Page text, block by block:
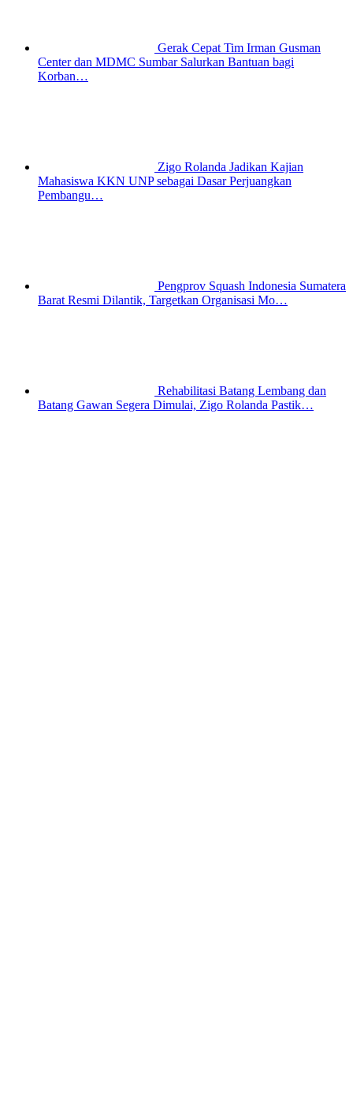
Gerak Cepat Tim Irman Gusman
Center dan MDMC Sumbar Salurkan Bantuan bagi
Korban…
Zigo Rolanda Jadikan Kajian
Mahasiswa KKN UNP sebagai Dasar Perjuangkan
Pembangu…
Pengprov Squash Indonesia Sumatera
Barat Resmi Dilantik, Targetkan Organisasi Mo…
Rehabilitasi Batang Lembang dan
Batang Gawan Segera Dimulai, Zigo Rolanda Pastik…